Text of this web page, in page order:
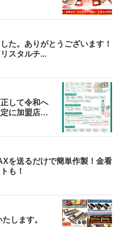
た。ありがとうございます！
スタルチ...
して令和へ
に加盟店は
送るだけで簡単作製！金看
も！
します。